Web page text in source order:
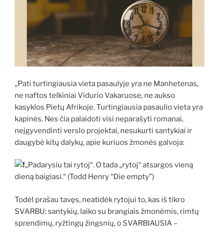
„Pati turtingiausia vieta pasaulyje yra ne Manhetenas,
ne naftos telkiniai Vidurio Vakaruose, ne aukso
kasyklos Pietų Afrikoje. Turtingiausia pasaulio vieta yra
kapinės. Nes čia palaidoti visi neparašyti romanai,
neįgyvendinti verslo projektai, nesukurti santykiai ir
daugybė kitų dalykų, apie kuriuos žmonės galvoja:
„Padarysiu tai rytoj“. O tada „rytoj“ atsargos vieną
dieną baigiasi.“ (Todd Henry “Die empty”)
Todėl prašau tavęs, neatidėk rytojui to, kas iš tikro
SVARBU: santykių, laiko su brangiais žmonėmis, rimtų
sprendimų, ryžtingų žingsnių, o SVARBIAUSIA –